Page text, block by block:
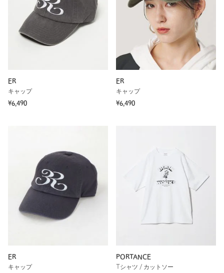
ER
キャップ
¥6,490
ER
キャップ
¥6,490
ER
キャップ
PORTANCE
Tシャツ / カットソー